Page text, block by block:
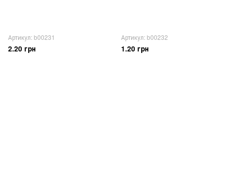
Артикул: b00231
2.20 грн
Артикул: b00232
1.20 грн